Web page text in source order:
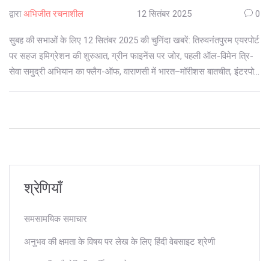
द्वारा अभिजीत रचनाशील 12 सितंबर 2025 0
सुबह की सभाओं के लिए 12 सितंबर 2025 की चुनिंदा खबरें: तिरुवनंतपुरम एयरपोर्ट
पर सहज इमिग्रेशन की शुरुआत, ग्रीन फाइनेंस पर जोर, पहली ऑल-विमेन त्रि-
सेवा समुद्री अभियान का फ्लैग-ऑफ, वाराणसी में भारत–मॉरीशस बातचीत, इंटरपोल
श्रेणियाँ
समसामयिक समाचार
अनुभव की क्षमता के विषय पर लेख के लिए हिंदी वेबसाइट श्रेणी